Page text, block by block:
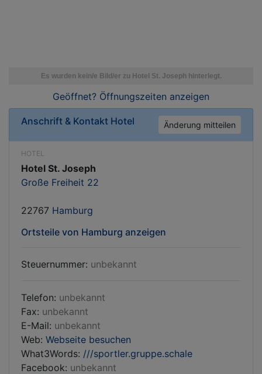
Geöffnet? Öffnungszeiten anzeigen
Anschrift & Kontakt Hotel Änderung mitteilen
HOTEL
Hotel St. Joseph
Große Freiheit 22
22767 Hamburg
Ortsteile von Hamburg anzeigen
Steuernummer: unbekannt
Telefon: unbekannt
Fax: unbekannt
E-Mail: unbekannt
Web: Webseite besuchen
What3Words: ///sportler.gruppe.schale
Facebook: unbekannt